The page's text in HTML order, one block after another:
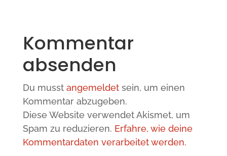
Kommentar
absenden
Du musst angemeldetsein, um einen
Kommentar abzugeben.
Diese Website verwendet Akismet, um
Spam zu reduzieren. Erfahre, wie deine
Kommentardaten verarbeitet werden.